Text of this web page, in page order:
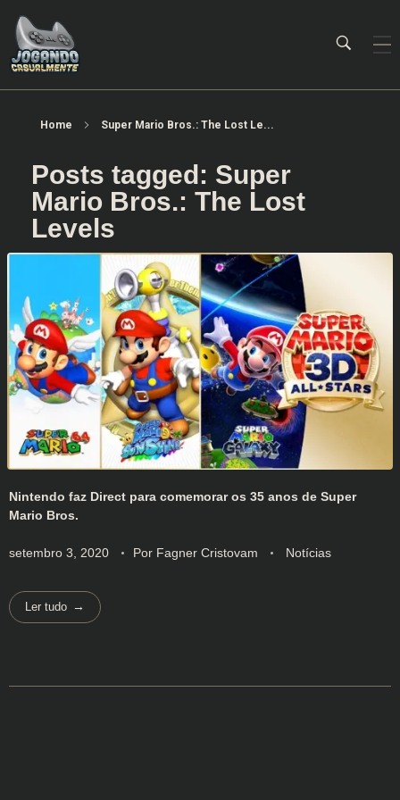
Home Super Mario Bros.: The Lost Le...
Posts tagged: Super
Mario Bros.: The Lost
Levels
Nintendo faz Direct para comemorar os 35 anos de Super
Mario Bros.
setembro 3, 2020 Por Fagner Cristovam Notícias
Ler tudo